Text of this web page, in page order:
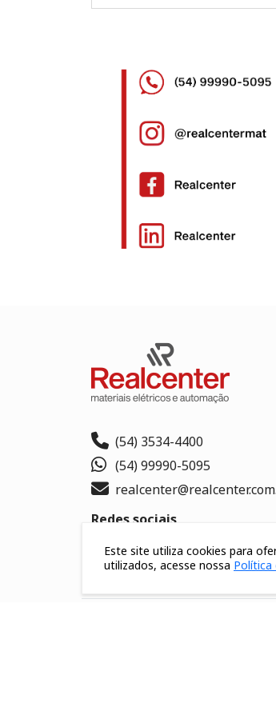
(54) 3534-4400
(54) 99990-5095
Redes sociais
Este site utiliza cookies para
utilizados, acesse nossa Política